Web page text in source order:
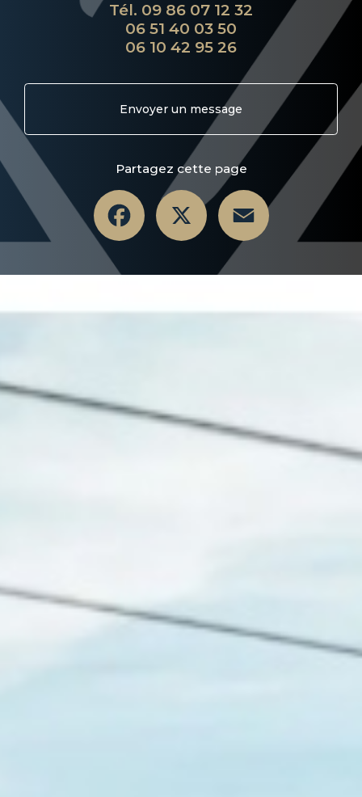
Tél. 09 86 07 12 32
06 51 40 03 50
06 10 42 95 26
Envoyer un message
Partagez cette page
Facebook X Email